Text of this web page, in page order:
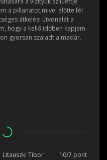
a pillanatot,mivel előtte fél
átkelési útvonalát a
hogy a kellő időben kapjam
gyorsan szaladt a madár.
Litauszki Tibor
10/7 pont